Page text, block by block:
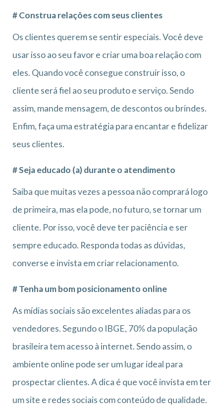
# Construa relações com seus clientes
Os clientes querem se sentir especiais. Você deve
usar isso ao seu favor e criar uma boa relação com
eles. Quando você consegue construir isso, o
cliente será fiel ao seu produto e serviço. Sendo
assim, mande mensagem, de descontos ou brindes.
Enfim, faça uma estratégia para encantar e fidelizar
seus clientes.
# Seja educado (a) durante o atendimento
Saiba que muitas vezes a pessoa não comprará logo
de primeira, mas ela pode, no futuro, se tornar um
cliente. Por isso, você deve ter paciência e ser
sempre educado. Responda todas as dúvidas,
converse e invista em criar relacionamento.
# Tenha um bom posicionamento online
As mídias sociais são excelentes aliadas para os
vendedores. Segundo o IBGE, 70% da população
brasileira tem acesso à internet. Sendo assim, o
ambiente online pode ser um lugar ideal para
prospectar clientes. A dica é que você invista em ter
um site e redes sociais com conteúdo de qualidade.